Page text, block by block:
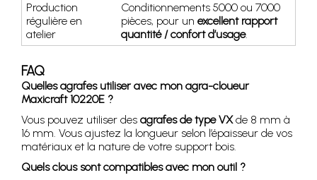
Production
régulière en
atelier
Conditionnements 5000 ou 7000
pièces, pour un excellent rapport
quantité / confort d’usage.
FAQ
Quelles agrafes utiliser avec mon agra-cloueur
Maxicraft 10220E ?
Vous pouvez utiliser des agrafes de type VXde 8 mm à
16 mm. Vous ajustez la longueur selon l’épaisseur de vos
matériaux et la nature de votre support bois.
Quels clous sont compatibles avec mon outil ?